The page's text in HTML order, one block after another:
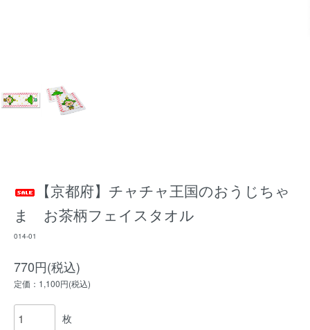
【京都府】チャチャ王国のおうじちゃ
ま お茶柄フェイスタオル
014-01
770円(税込)
定価：1,100円(税込)
枚